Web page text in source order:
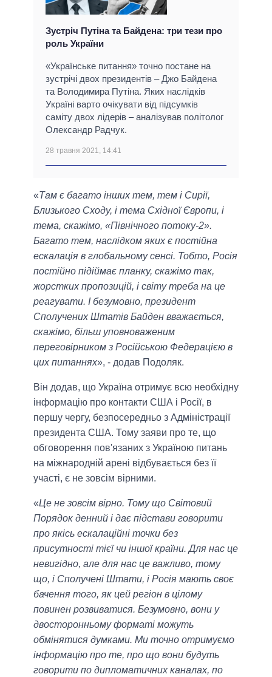
Зустріч Путіна та Байдена: три тези про
роль України
«Українське питання» точно постане на
зустрічі двох президентів – Джо Байдена
та Володимира Путіна. Яких наслідків
Україні варто очікувати від підсумків
саміту двох лідерів – аналізував політолог
Олександр Радчук.
28 травня 2021, 14:41
«Там є багато інших тем, тем і Сирії,
Близького Сходу, і тема Східної Європи, і
тема, скажімо, «Північного потоку-2».
Багато тем, наслідком яких є постійна
ескалація в глобальному сенсі. Тобто, Росія
постійно підіймає планку, скажімо так,
жорстких пропозицій, і світу треба на це
реагувати. І безумовно, президент
Сполучених Штатів Байден вважається,
скажімо, більш уповноваженим
переговірником з Російською Федерацією в
цих питаннях», - додав Подоляк.
Він додав, що Україна отримує всю необхідну
інформацію про контакти США і Росії, в
першу чергу, безпосередньо з Адміністрації
президента США. Тому заяви про те, що
обговорення пов'язаних з Україною питань
на міжнародній арені відбувається без її
участі, є не зовсім вірними.
«Це не зовсім вірно. Тому що Світовий
Порядок денний і дає підстави говорити
про якісь ескалаційні точки без
присутності тієї чи іншої країни. Для нас це
невигідно, але для нас це важливо, тому
що, і Сполучені Штати, і Росія мають своє
бачення того, як цей регіон в цілому
повинен розвиватися. Безумовно, вони у
двосторонньому форматі можуть
обмінятися думками. Ми точно отримуємо
інформацію про те, про що вони будуть
говорити по дипломатичних каналах, по